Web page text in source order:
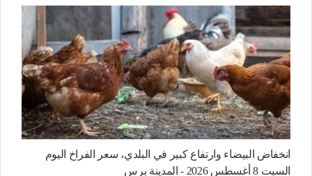
انخفاض البيضاء وارتفاع كبير في البلدي، سعر الفراخ اليوم
السبت 8 أغسطس 2026 - المدينة برس